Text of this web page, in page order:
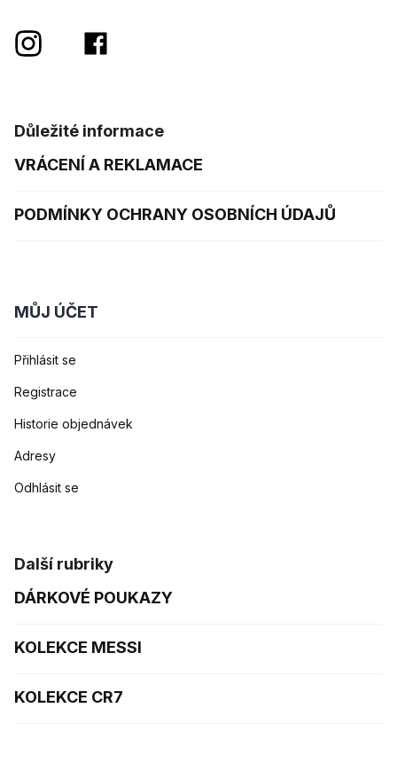
Důležité informace
VRÁCENÍ A REKLAMACE
PODMÍNKY OCHRANY OSOBNÍCH ÚDAJŮ
MŮJ ÚČET
Přihlásit se
Registrace
Historie objednávek
Adresy
Odhlásit se
Další rubriky
DÁRKOVÉ POUKAZY
KOLEKCE MESSI
KOLEKCE CR7